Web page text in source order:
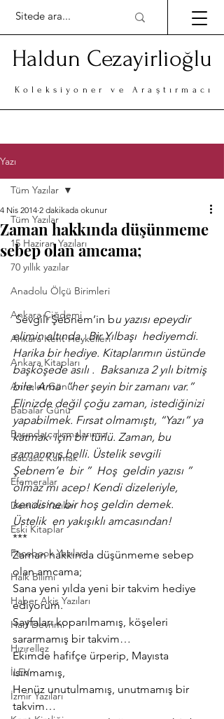
Haldun Cezayirlioğlu
Koleksiyoner ve Araştırmacı
Yazı
Tüm Yazılar
15 Haziran Yazıları
70 yıllık yazılar
Anadolu Ölçü Birimleri
Ankara Çiğdemi
Ankara Kent Heykelleri
Ankara Kitapları
Anneler Günü
Babalar Günü
Basında çalışmalarımız
Babasız Kalmak
Efemeralar
Demirci Yazıları
Eski Kitaplar
Facebook Yazıları
Halk Bilimi
Haber Akis Yazıları
Harf Devrimi
Hızırellez
İLEV
İzmir Yazıları
Tüm Yazılar
Zaman hakkında düşünmeme
sebep olan amcama;
4 Nis 2014 2 dakikada okunur
Sevgili Şebnem’in bu yazısı epeydir
elimin altında.  Bir Yılbaşı  hediyemdi.
Harika bir hediye. Kitaplarımın üstünde
başköşede asılı .  Baksanıza 2 yılı bitmiş
bile. Ama  “her şeyin bir zamanı var.”
Elinizde değil çoğu zaman, istediğinizi
yapabilmek. Fırsat olmamıştı, “Yazı” ya
katmak  için bir türlü. Zaman, bu
zamanmış belli. Üstelik sevgili
Şebnem’e  bir ”  Hoş  geldin yazısı ”
olmaz mı acep! Kendi dizeleriyle,
kendisine bir hoş geldin demek.
Üstelik  en yakışıklı amcasından!
***
Zaman hakkında düşünmeme sebep
olan amcama;
Sana yeni yılda yeni bir takvim hediye
ediyorum.
Sayfaları koparılmamış, köşeleri
sararmamış bir takvim…
Ekimde hafifçe ürperip, Mayısta
ısınmamış,
Henüz unutulmamış, unutmamış bir
takvim…